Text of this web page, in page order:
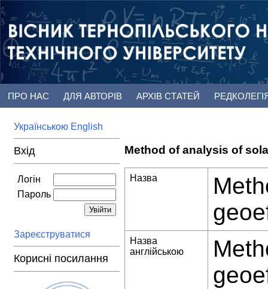
ПРО НАС ДЛЯ АВТОРІВ АРХІВ СТАТЕЙ
Українською English
Вхід
Логін
Пароль
Зареєструватися
Корисні посилання
Method of analysis of
Назва
Назва
англійською